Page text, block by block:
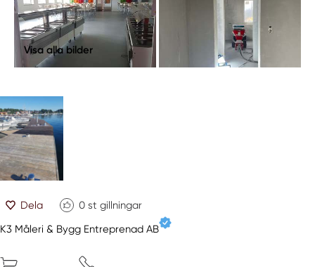
Visa alla bilder
Dela 0 st gillningar
K3 Måleri & Bygg Entreprenad AB